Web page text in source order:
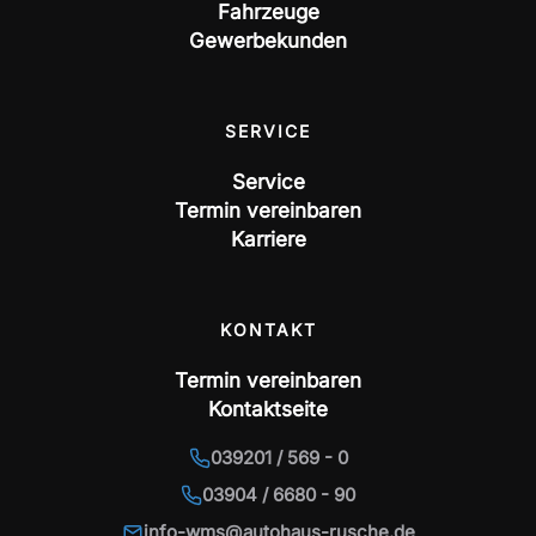
Fahrzeuge
Gewerbekunden
SERVICE
Service
Termin vereinbaren
Karriere
KONTAKT
Termin vereinbaren
Kontaktseite
039201 / 569 - 0
03904 / 6680 - 90